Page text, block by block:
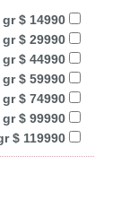
$ 14990
$ 29990
$ 44990
$ 59990
$ 74990
$ 99990
$ 119990